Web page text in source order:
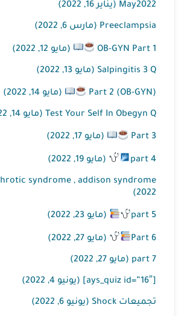
May2022 (يناير 16, 2022)
Preeclampsia (مارس 6, 2022)
OB-GYN Part 1 (مايو 12, 2022)
Salpingitis 3 Q (مايو 13, 2022)
(OB-GYN) Part 2 (مايو 14, 2022)
Test Your Self In Obegyn Q (مايو 14, 2022)
Part 3 (مايو 17, 2022)
part 4 (مايو 19, 2022)
2022)
part 5 (مايو 23, 2022)
Part 6 (مايو 27, 2022)
part 7 (مايو 27, 2022)
[ays_quiz id=”16″] (يونيو 4, 2022)
تجميعات Shock (يونيو 6, 2022)